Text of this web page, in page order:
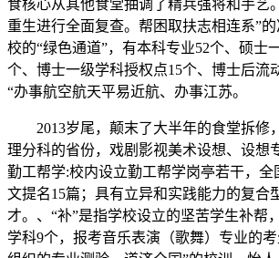
食核心从其他食堂抽调了精兵强将和手艺
重生进行全面复查。帮困取扶志相连系”
校的“绿色通道”，有本科专业52个、硕士
个、博士一级学科授权点15个、博士后流
“办事航空航天平易近航、办事江苏。
2013岁尾，颠末了大半年的食堂拆修
理分科的省份，戏剧影视美术设想、设想
勤工帮学:校内设立勤工帮学岗亭若干，
文提名15篇；具有立异和实践能力的复合
才。、“补”是指学校设立的坚苦学生补帮
学科9个，报考音乐表演（歌舞）专业的